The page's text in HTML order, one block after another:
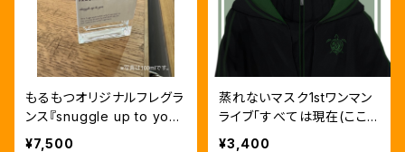
もるもつオリジナルフレグラ
ンス『snuggle up to you』
50ml
¥7,500
蒸れないマスク1stワンマン
ライブ「すべては現在(ここ)
から」チケット
¥3,400